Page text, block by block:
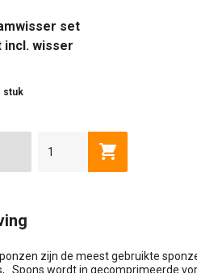
set
wisser
inwashoes en
stuk
Toevoegen aan
zijn de meest gebruikte
wordt in gecomprimeerde